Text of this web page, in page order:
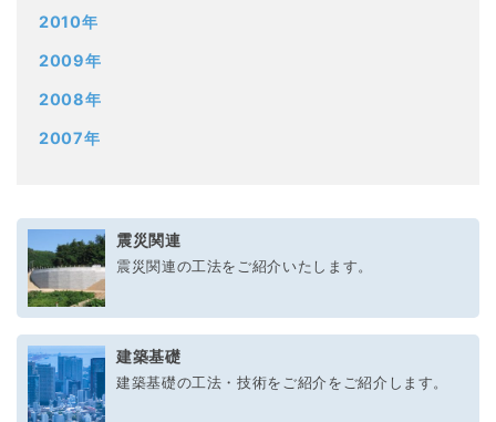
2010年
2009年
2008年
2007年
震災関連
震災関連の工法をご紹介いたします。
建築基礎
建築基礎の工法・技術をご紹介をご紹介します。